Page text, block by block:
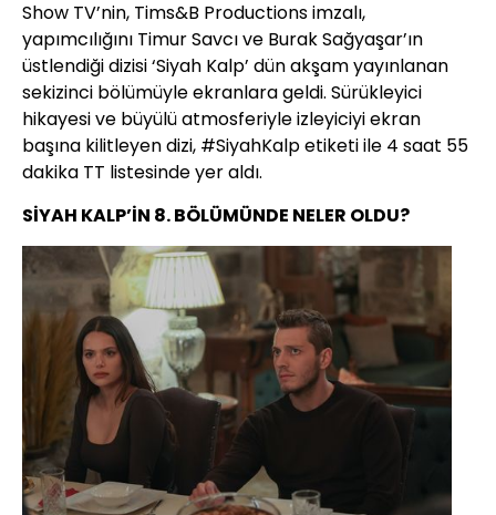
Show TV’nin, Tims&B Productions imzalı,
yapımcılığını Timur Savcı ve Burak Sağyaşar’ın
üstlendiği dizisi ‘Siyah Kalp’ dün akşam yayınlanan
sekizinci bölümüyle ekranlara geldi. Sürükleyici
hikayesi ve büyülü atmosferiyle izleyiciyi ekran
başına kilitleyen dizi, #SiyahKalp etiketi ile 4 saat 55
dakika TT listesinde yer aldı.
SİYAH KALP’İN 8. BÖLÜMÜNDE NELER OLDU?